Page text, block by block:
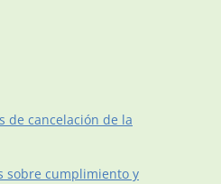
de cancelación de la
sobre cumplimiento y